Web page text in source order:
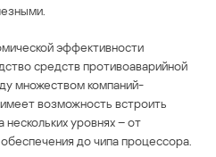
эффективности
средств противоаварийной
множеством компаний-
возможность встроить
уровнях – от
до чипа процессора.